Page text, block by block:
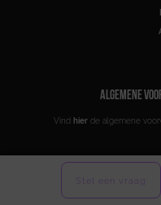
Stel een vraag
ALGEMENE
Vind hier de algemene